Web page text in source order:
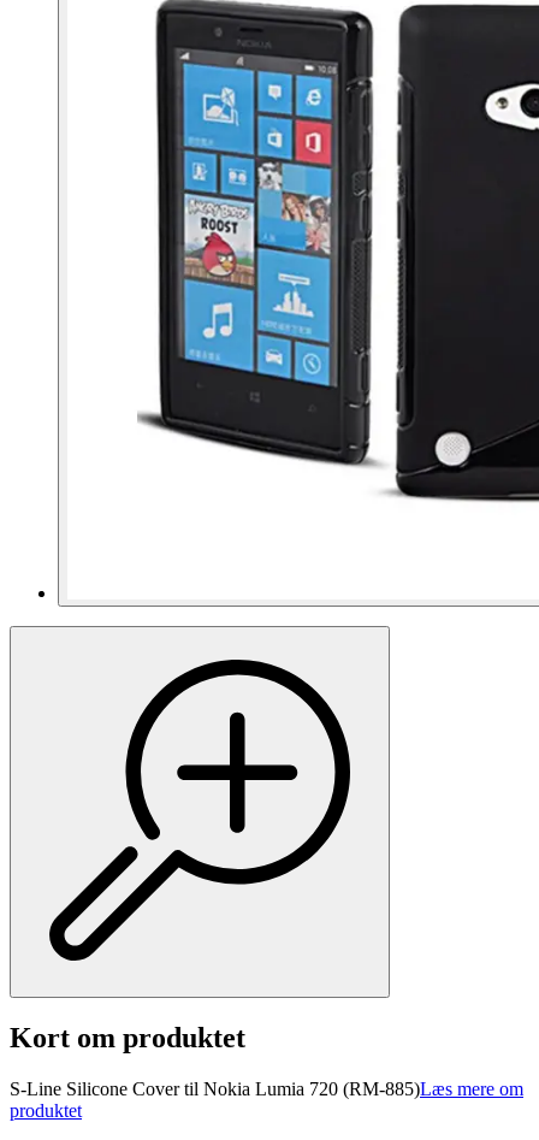
Kort om produktet
S-Line Silicone Cover til Nokia Lumia 720 (RM-885)Læs mere om
produktet